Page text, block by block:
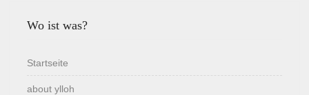
Wo ist was?
Startseite
about ylloh